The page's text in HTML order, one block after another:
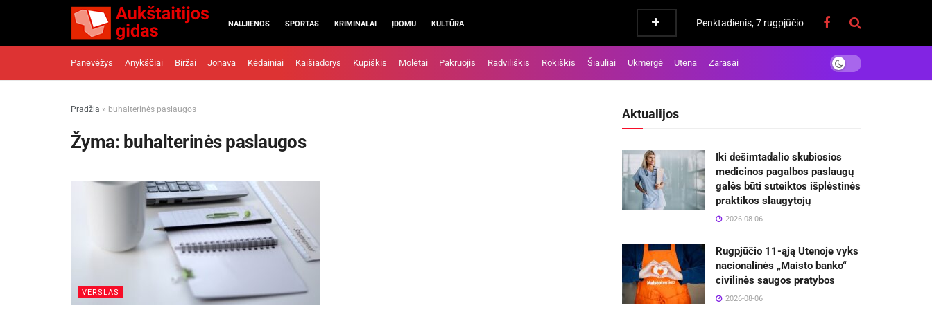
NAUJIENOS SPORTAS KRIMINALAI ĮDOMU KULTŪRA Penktadienis, 7 rugpjūčio
Panevėžys Anykščiai Biržai Jonava Kėdainiai Kaišiadorys Kupiškis Molėtai Pakruojis Radviliškis Rokiškis Šiauliai Ukmergė Utena Zarasai
Pradžia » buhalterinės paslaugos
Žyma: buhalterinės paslaugos
VERSLAS
Aktualijos
Iki dešimtadalio skubiosios
medicinos pagalbos paslaugų
galės būti suteiktos išplėstinės
praktikos slaugytojų
2026-08-06
Rugpjūčio 11-ąją Utenoje vyks
nacionalinės „Maisto banko“
civilinės saugos pratybos
2026-08-06